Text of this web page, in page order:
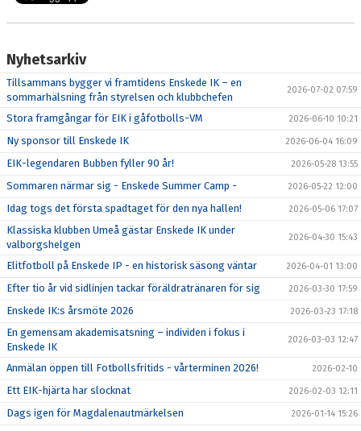
Nyhetsarkiv
Tillsammans bygger vi framtidens Enskede IK – en
sommarhälsning från styrelsen och klubbchefen
2026-07-02 07:59
Stora framgångar för EIK i gåfotbolls-VM 2026-06-10 10:21
Ny sponsor till Enskede IK 2026-06-04 16:09
EIK-legendaren Bubben fyller 90 år! 2026-05-28 13:55
Sommaren närmar sig - Enskede Summer Camp - 2026-05-22 12:00
Idag togs det första spadtaget för den nya hallen! 2026-05-06 17:07
Klassiska klubben Umeå gästar Enskede IK under
valborgshelgen
2026-04-30 15:43
Elitfotboll på Enskede IP - en historisk säsong väntar 2026-04-01 13:00
Efter tio år vid sidlinjen tackar föräldratränaren för sig 2026-03-30 17:59
Enskede IK:s årsmöte 2026 2026-03-23 17:18
En gemensam akademisatsning – individen i fokus i
Enskede IK
2026-03-03 12:47
Anmälan öppen till Fotbollsfritids - vårterminen 2026! 2026-02-10
Ett EIK-hjärta har slocknat 2026-02-03 12:11
Dags igen för Magdalenautmärkelsen 2026-01-14 15:26